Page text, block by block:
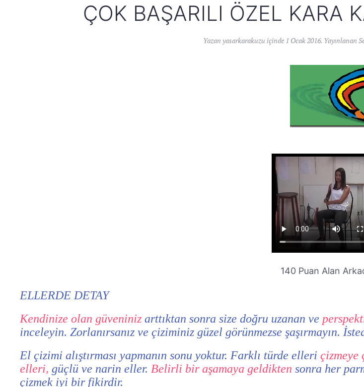
ÇOK BAŞARILI ÖZEL KARA
Yazan yasarkarakuzu içinde 1 Ocak 2016. Yayınlanan
140 Puan Alan
ELLERDE DETAY
Kendinize olan güveniniz arttıktan sonra size doğru uzanan ve
inceleyin. Zorlanırsanız ve çiziminiz güzel görünmezse şaşırmayın.
El çizimi alıştırması yapmanın sonu yoktur. Farklı türde elleri çizmeye
elleri, güçlü ve narin eller. Belirli bir aşamaya geldikten sonra her
çizmek iyi bir fikirdir.